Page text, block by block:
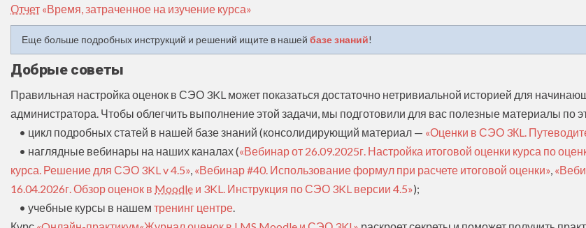
Отчет «Время, затраченное на изучение курса»
Еще больше подробных инструкций и решений ищите в нашей базе знаний!
Добрые советы
Правильная настройка оценок в СЭО 3KL может показаться достаточно нетривиальной историей для
администратора. Чтобы облегчить выполнение этой задачи, мы подготовили для вас полезные материалы по
• цикл подробных статей в нашей базе знаний (консолидирующий материал — «Оценки в СЭО 3КL.
• наглядные вебинары на наших каналах («Вебинар от 26.09.2025г. Настройка итоговой оценки курса по
курса. Решение для СЭО 3KL v 4.5», «Вебинар #40. Использование формул при расчете итоговой оценки»,
16.04.2026г. Обзор оценок в Moodle и 3KL. Инструкция по СЭО 3KL версии 4.5»);
• учебные курсы в нашем тренинг центре.